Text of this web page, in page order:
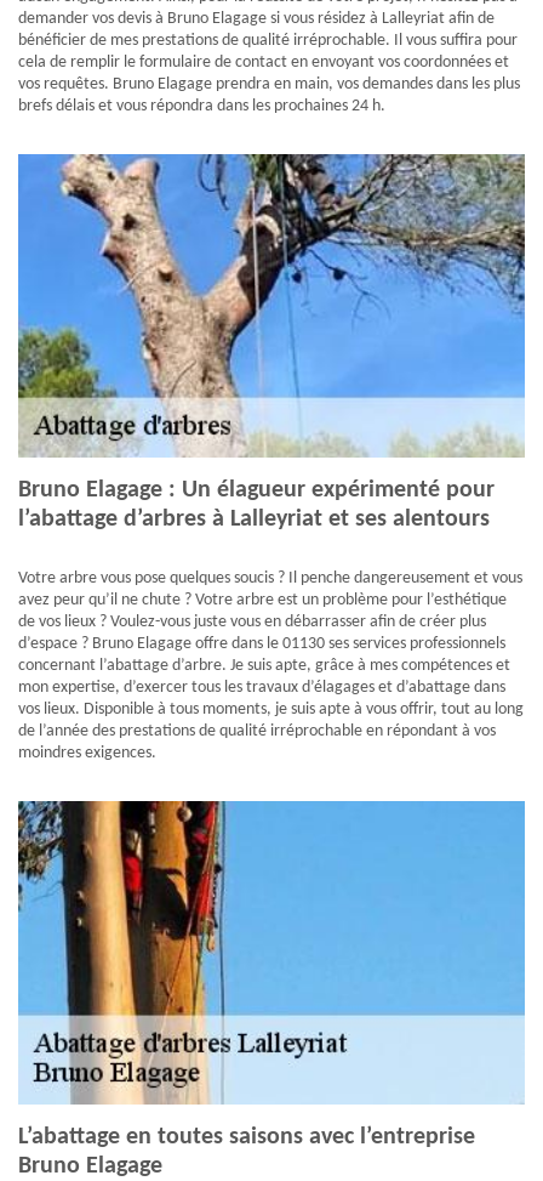
demander vos devis à Bruno Elagage si vous résidez à Lalleyriat afin de
bénéficier de mes prestations de qualité irréprochable. Il vous suffira pour
cela de remplir le formulaire de contact en envoyant vos coordonnées et
vos requêtes. Bruno Elagage prendra en main, vos demandes dans les plus
brefs délais et vous répondra dans les prochaines 24 h.
Bruno Elagage : Un élagueur expérimenté pour
l’abattage d’arbres à Lalleyriat et ses alentours
Votre arbre vous pose quelques soucis ? Il penche dangereusement et vous
avez peur qu’il ne chute ? Votre arbre est un problème pour l’esthétique
de vos lieux ? Voulez-vous juste vous en débarrasser afin de créer plus
d’espace ? Bruno Elagage offre dans le 01130 ses services professionnels
concernant l’abattage d’arbre. Je suis apte, grâce à mes compétences et
mon expertise, d’exercer tous les travaux d’élagages et d’abattage dans
vos lieux. Disponible à tous moments, je suis apte à vous offrir, tout au long
de l’année des prestations de qualité irréprochable en répondant à vos
moindres exigences.
L’abattage en toutes saisons avec l’entreprise
Bruno Elagage